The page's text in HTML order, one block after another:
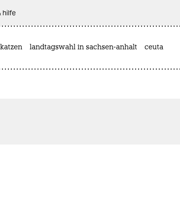
hilfe
katzen landtagswahl in sachsen-anhalt ceuta